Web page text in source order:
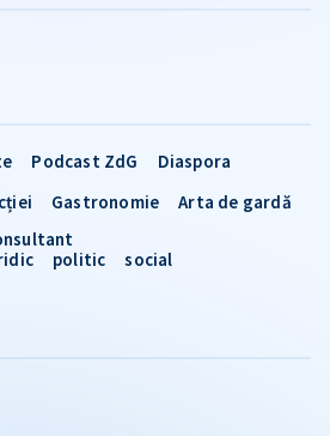
Podcast ZdG
Diaspora
Gastronomie
Arta de gardă
politic social